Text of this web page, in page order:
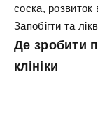
соска, розвиток
Запобігти та
Де зробити
клініки